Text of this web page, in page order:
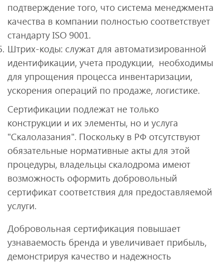
подтверждение того, что система менеджмента
качества в компании полностью соответствует
стандарту ISO 9001.
Штрих-коды: служат для автоматизированной
идентификации, учета продукции, необходимы
для упрощения процесса инвентаризации,
ускорения операций по продаже, логистике.
Сертификации подлежат не только
конструкции и их элементы, но и услуга
"Скалолазания". Поскольку в РФ отсутствуют
обязательные нормативные акты для этой
процедуры, владельцы скалодрома имеют
возможность оформить добровольный
сертификат соответствия для предоставляемой
услуги.
Добровольная сертификация повышает
узнаваемость бренда и увеличивает прибыль,
демонстрируя качество и надежность